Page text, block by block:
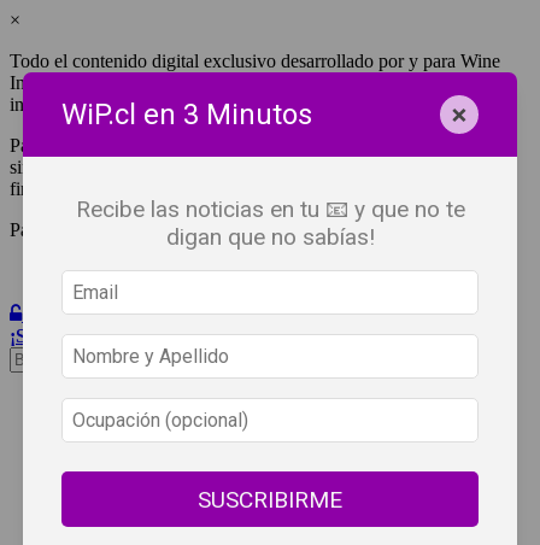
×
Todo el contenido digital exclusivo desarrollado por y para Wine
Independent Press Chile, cuenta con derechos de propiedad
intelectual.
Para tener acceso a una copia y/o impresión de cualquiera de ellos
sin fines de lucro, debes ser #SuscriptorWiP.^Para su réplica con
fines comerciales debes contactar al e-mail
Pagas una sola vez al año y disfrutas por 12 meses.
Iniciar Sesión
¡Suscribete! BeneficiosWiP
Buscar:
Síguenos
WiP.cl en 3 Minutos ×
Recibe las noticias en tu 📧 y que no te
digan que no sabías!
SUSCRIBIRME